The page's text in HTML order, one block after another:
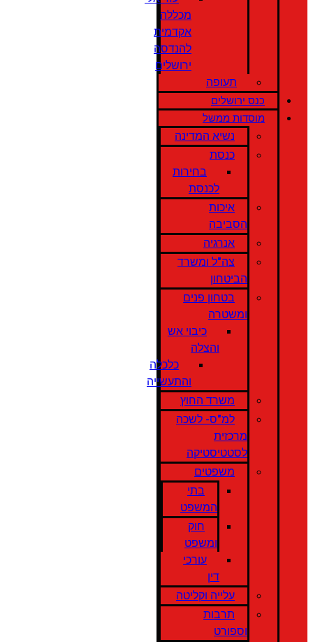
מכללה
אקדמית
להנדסה
ירושלים
תעופה
כנס ירושלים
מוסדות ממשל
נשיא המדינה
כנסת
בחירות
לכנסת
איכות
הסביבה
אנרגיה
צה"ל ומשרד
הביטחון
בטחון פנים
ומשטרה
כיבוי אש
והצלה
כלכלה
והתעשייה
משרד החוץ
למ"ס- לשכה
מרכזית
לסטטיסטיקה
משפטים
בתי
המשפט
חוק
ומשפט
עורכי
דין
עלייה וקליטה
תרבות
וספורט